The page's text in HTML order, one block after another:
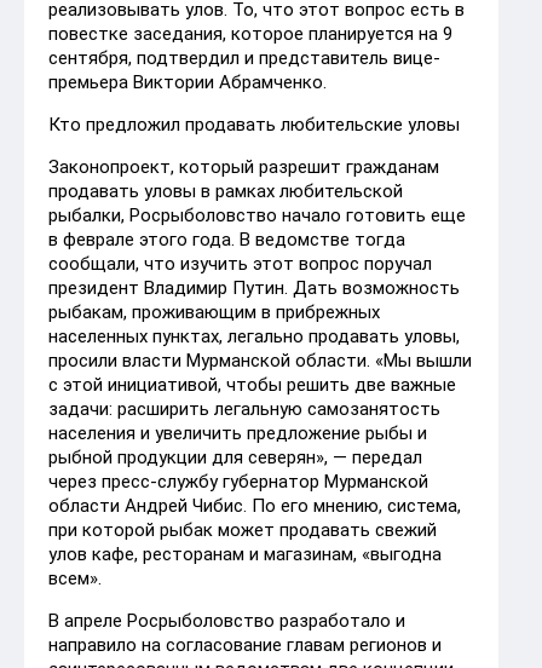
реализовывать улов. То, что этот вопрос есть в
повестке заседания, которое планируется на 9
сентября, подтвердил и представитель вице-
премьера Виктории Абрамченко.
Кто предложил продавать любительские уловы
Законопроект, который разрешит гражданам
продавать уловы в рамках любительской
рыбалки, Росрыболовство начало готовить еще
в феврале этого года. В ведомстве тогда
сообщали, что изучить этот вопрос поручал
президент Владимир Путин. Дать возможность
рыбакам, проживающим в прибрежных
населенных пунктах, легально продавать уловы,
просили власти Мурманской области. «Мы вышли
с этой инициативой, чтобы решить две важные
задачи: расширить легальную самозанятость
населения и увеличить предложение рыбы и
рыбной продукции для северян», — передал
через пресс-службу губернатор Мурманской
области Андрей Чибис. По его мнению, система,
при которой рыбак может продавать свежий
улов кафе, ресторанам и магазинам, «выгодна
всем».
В апреле Росрыболовство разработало и
направило на согласование главам регионов и